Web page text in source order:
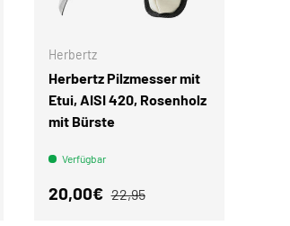
Herbertz
Herbertz Pilzmesser mit
Etui, AISI 420, Rosenholz
mit Bürste
Verfügbar
Verkaufspreis
20,00€ Normaler Preis
22,95
IN DEN WARENKORB